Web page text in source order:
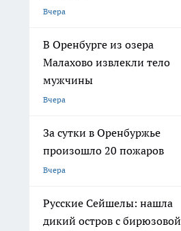
Вчера
В Оренбурге из озера
Малахово извлекли тело
мужчины
Вчера
За сутки в Оренбуржье
произошло 20 пожаров
Вчера
Русские Сейшелы: нашла
дикий остров с бирюзовой